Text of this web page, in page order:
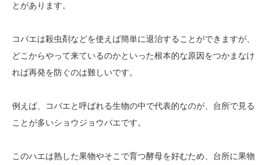
とがあります。
コバエは殺虫剤などを使えば簡単に退治することができますが、
どこからやって来ているのかといった根本的な原因をつかまなけ
れば再発を防ぐのは難しいです。
例えば、コバエと呼ばれる生物の中で代表的なのが、台所で見る
ことが多いショウジョウバエです。
このハエは熟した果物やそこで育つ酵母を好むため、台所に果物